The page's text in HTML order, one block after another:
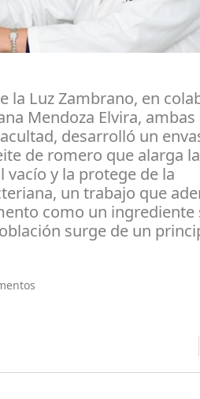
la Luz Zambrano, en
Mendoza Elvira, ambas
desarrolló un
de romero que alarga
vacío y la protege de la
un trabajo que
como un ingrediente
surge de un